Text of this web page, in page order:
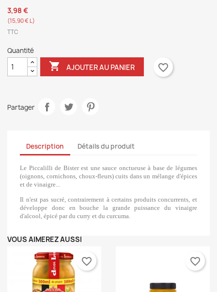
3,98 €
(15,90 € L)
TTC
Quantité
 AJOUTER AU PANIER favorite_border
Partager
Description Détails du produit
Le Piccalilli de Bister est une sauce onctueuse à base de légumes
(oignons, cornichons, choux-fleurs) cuits dans un mélange d'épices
et de vinaigre...
Il n'est pas sucré, contrairement à certains produits concurrents, et
développe donc en bouche la grande puissance du vinaigre
d'alcool, épicé par du curry et du curcuma.
VOUS AIMEREZ AUSSI
favorite_border favorite_border